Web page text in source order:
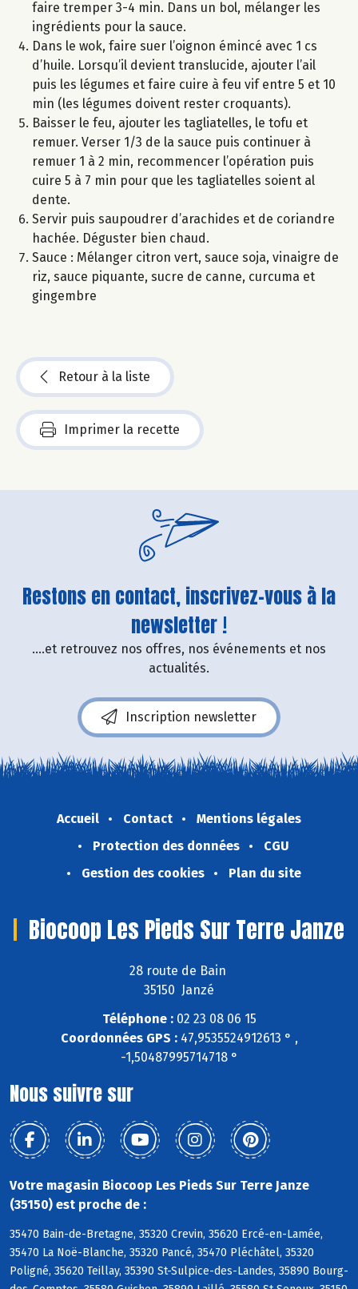
faire tremper 3-4 min. Dans un bol, mélanger les
ingrédients pour la sauce.
Dans le wok, faire suer l’oignon émincé avec 1 cs
d’huile. Lorsqu’il devient translucide, ajouter l’ail
puis les légumes et faire cuire à feu vif entre 5 et 10
min (les légumes doivent rester croquants).
Baisser le feu, ajouter les tagliatelles, le tofu et
remuer. Verser 1/3 de la sauce puis continuer à
remuer 1 à 2 min, recommencer l’opération puis
cuire 5 à 7 min pour que les tagliatelles soient al
dente.
Servir puis saupoudrer d’arachides et de coriandre
hachée. Déguster bien chaud.
Sauce : Mélanger citron vert, sauce soja, vinaigre de
riz, sauce piquante, sucre de canne, curcuma et
gingembre
Retour à la liste
Imprimer la recette
Restons en contact, inscrivez-vous à la
newsletter !
....et retrouvez nos offres, nos événements et nos
actualités.
Inscription newsletter
Accueil Contact
Mentions légales
Protection des données
CGU
Gestion des cookies
Plan du site
Biocoop Les Pieds Sur Terre Janze
28 route de Bain
35150 Janzé
Téléphone :02 23 08 06 15
Coordonnées GPS :47,9535524912613 ° ,
-1,50487995714718 °
Nous suivre sur
Votre magasin Biocoop Les Pieds Sur Terre Janze
(35150) est proche de :
35470 Bain-de-Bretagne, 35320 Crevin, 35620 Ercé-en-Lamée,
35470 La Noë-Blanche, 35320 Pancé, 35470 Pléchâtel, 35320
Poligné, 35620 Teillay, 35390 St-Sulpice-des-Landes, 35890 Bourg-